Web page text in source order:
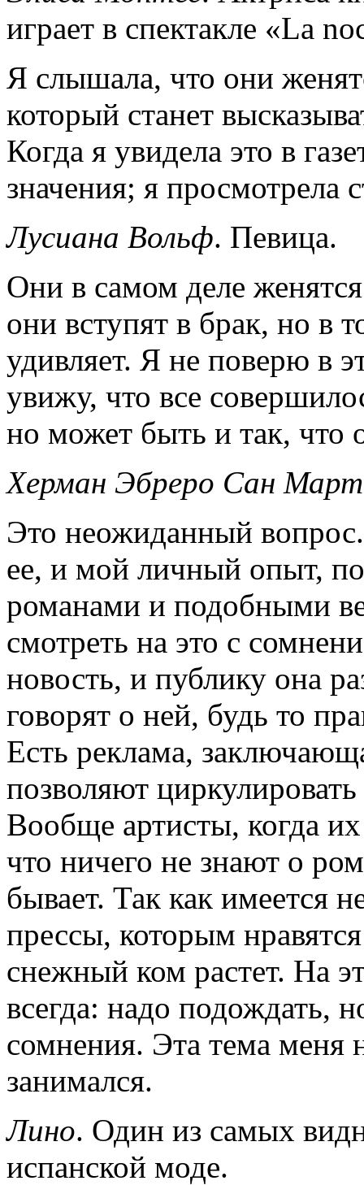
играет в спектакле «La
Я слышала, что они
который станет
Когда я увидела это в
значения; я просмотрела
Лусиана Вольф. Певица.
Они в самом деле
они вступят в брак, но в
удивляет. Я не поверю в
увижу, что все
но может быть и так, что
Херман Эбреро Сан
Это неожиданный
ее, и мой личный опыт,
романами и подобными
смотреть на это с
новость, и публику она
говорят о ней, будь то
Есть реклама,
позволяют
Вообще артисты, когда
что ничего не знают о
бывает. Так как имеется
прессы, которым
снежный ком растет. На
всегда: надо подождать,
сомнения. Эта тема меня
занимался.
Лино. Один из самых
испанской моде.